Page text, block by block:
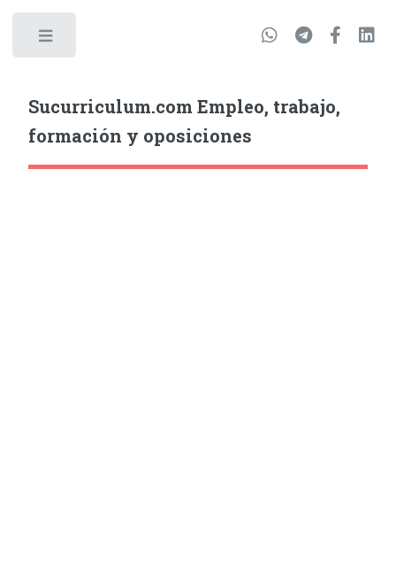
Sucurriculum.com Empleo, trabajo,
formación y oposiciones